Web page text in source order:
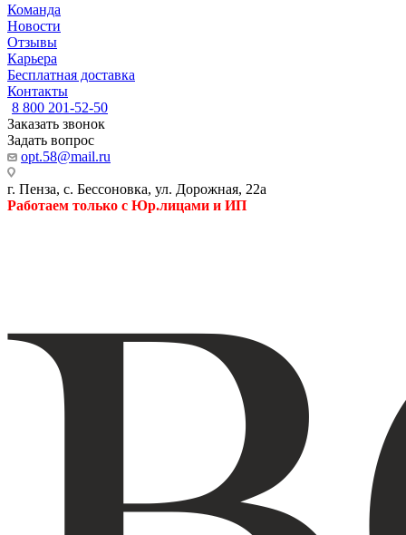
Команда
Новости
Отзывы
Карьера
Бесплатная доставка
Контакты
8 800 201-52-50
Заказать звонок
Задать вопрос
opt.58@mail.ru
г. Пенза, с. Бессоновка, ул. Дорожная, 22а
Работаем только с Юр.лицами и ИП